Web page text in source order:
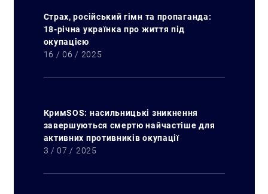
Страх, російський гімн та пропаганда:
18-річна українка про життя під
окупацією
16 / 06 / 2025
КримSOS: насильницькі зникнення
завершуються смертю найчастіше для
активних противників окупації
3 / 07 / 2025